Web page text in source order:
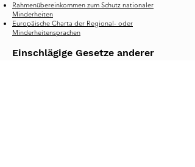
Rahmenübereinkommen zum Schutz nationaler
Minderheiten
Europäische Charta der Regional- oder
Minderheitensprachen
Einschlägige Gesetze anderer